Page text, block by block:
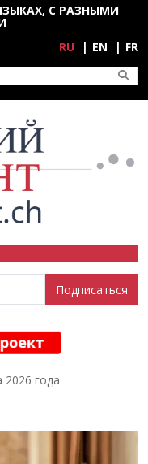
С РАЗНЫМИ
RU EN FR
2026 года